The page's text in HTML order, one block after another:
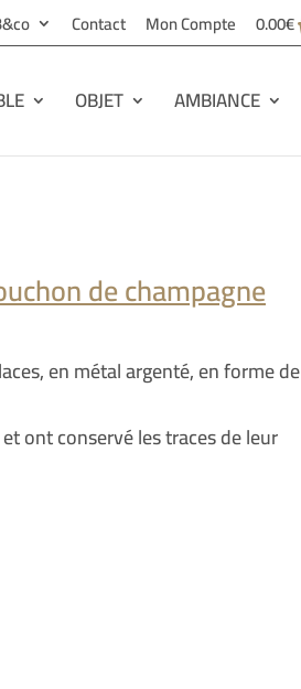
Contact Mon Compte 0.00€
OBJET AMBIANCE
de champagne
en métal argenté, en forme de
ont conservé les traces de leur